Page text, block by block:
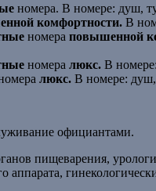
номера. В номере: душ,
комфортности. В
номера повышенной
номера люкс. В
люкс. В номере:
официантами.
пищеварения,
аппарата,